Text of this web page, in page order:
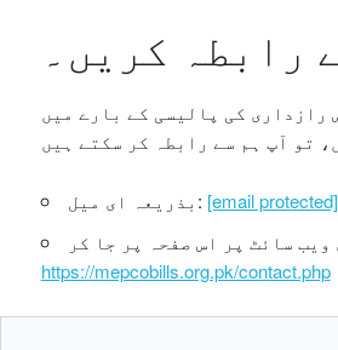
رابطہ کریں۔
رازداری کی پالیسی کے بارے میں
بذریعہ ای میل: [email protected]
https://mepcobills.org.pk/contact.php